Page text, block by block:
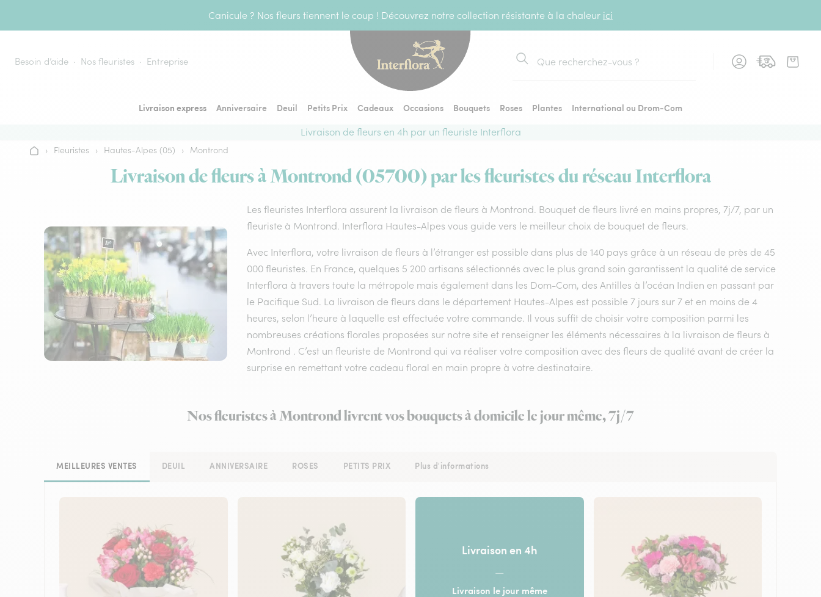
Canicule ? Nos fleurs tiennent le coup ! Découvrez notre collection résistante à la chaleur ici
Besoin d’aide Nos fleuristes Entreprise
Rechercher
Livraison express Anniversaire Deuil Petits Prix Cadeaux Occasions Bouquets Roses Plantes
International ou Drom-Com
Livraison de fleurs en 4h par un fleuriste Interflora
Accueil
› Fleuristes › Hautes-Alpes (05) › Montrond
Livraison de fleurs à Montrond (05700) par les fleuristes du réseau Interflora
Les fleuristes Interflora assurent la livraison de fleurs à Montrond. Bouquet de fleurs livré en mains propres, 7j/7, par un
fleuriste à Montrond. Interflora Hautes-Alpes vous guide vers le meilleur choix de bouquet de fleurs.
Avec Interflora, votre livraison de fleurs à l’étranger est possible dans plus de 140 pays grâce à un réseau de près de 45
000 fleuristes. En France, quelques 5 200 artisans sélectionnés avec le plus grand soin garantissent la qualité de service
Interflora à travers toute la métropole mais également dans les Dom-Com, des Antilles à l’océan Indien en passant par
le Pacifique Sud. La livraison de fleurs dans le département Hautes-Alpes est possible 7 jours sur 7 et en moins de 4
heures, selon l’heure à laquelle est effectuée votre commande. Il vous suffit de choisir votre composition parmi les
nombreuses créations florales proposées sur notre site et renseigner les éléments nécessaires à la livraison de fleurs à
Montrond . C’est un fleuriste de Montrond qui va réaliser votre composition avec des fleurs de qualité avant de créer la
surprise en remettant votre cadeau floral en main propre à votre destinataire.
Nos fleuristes à Montrond livrent vos bouquets à domicile le jour même, 7j/7
MEILLEURES VENTES DEUIL ANNIVERSAIRE ROSES PETITS PRIX Plus d'informations
Livraison en 4h
—
Livraison le jour même